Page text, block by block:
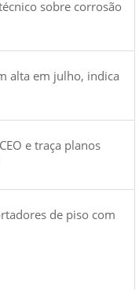
sobre corrosão
alta em julho, indica
e traça planos
de piso com